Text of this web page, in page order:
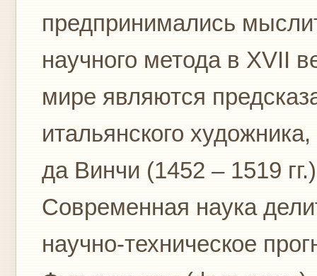
предпринимались
научного метода в XVII
мире являются
итальянского
да Винчи (1452 – 1519
Современная наука
научно-техническое